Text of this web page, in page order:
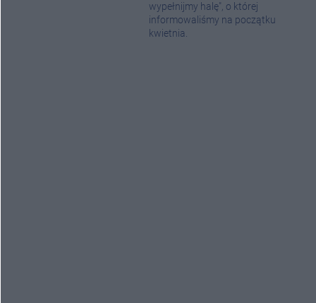
wypełnijmy halę", o której
informowaliśmy na początku
kwietnia.